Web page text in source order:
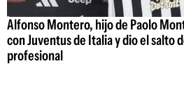
Alfonso Montero, hijo de Paolo
con Juventus de Italia y dio el salto
profesional